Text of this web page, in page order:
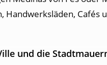
Handwerksläden,
und die